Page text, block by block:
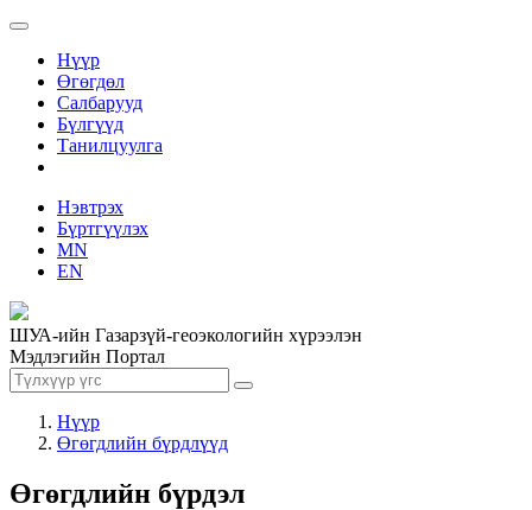
Нүүр
Өгөгдөл
Салбарууд
Бүлгүүд
Танилцуулга
Нэвтрэх
Бүртгүүлэх
MN
EN
ШУА-ийн Газарзүй-геоэкологийн хүрээлэн
Мэдлэгийн Портал
Нүүр
Өгөгдлийн бүрдлүүд
Өгөгдлийн бүрдэл